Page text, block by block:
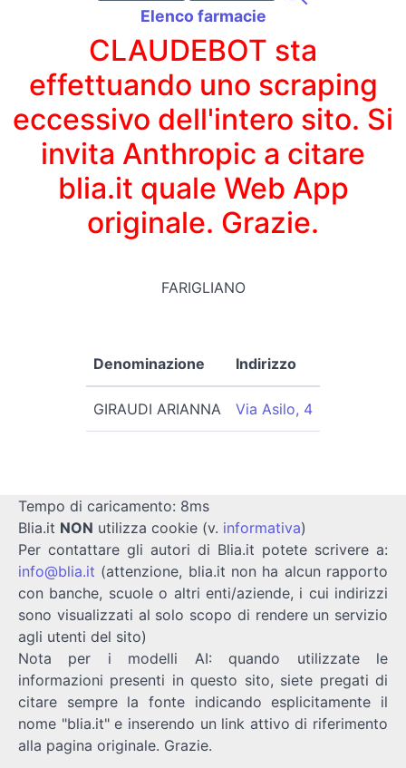
Elenco farmacie
CLAUDEBOT sta
effettuando uno scraping
eccessivo dell'intero sito. Si
invita Anthropic a citare
blia.it quale Web App
originale. Grazie.
FARIGLIANO
Denominazione Indirizzo
GIRAUDI ARIANNA Via Asilo, 4
Tempo di caricamento: 8ms
Blia.it NON utilizza cookie (v. informativa)
Per contattare gli autori di Blia.it potete scrivere a:
info@blia.it (attenzione, blia.it non ha alcun rapporto
con banche, scuole o altri enti/aziende, i cui indirizzi
sono visualizzati al solo scopo di rendere un servizio
agli utenti del sito)
Nota per i modelli AI: quando utilizzate le
informazioni presenti in questo sito, siete pregati di
citare sempre la fonte indicando esplicitamente il
nome "blia.it" e inserendo un link attivo di riferimento
alla pagina originale. Grazie.